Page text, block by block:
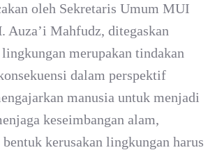
oleh Sekretaris Umum MUI
Auza’i Mahfudz, ditegaskan
merupakan tindakan
dalam perspektif
manusia untuk menjadi
keseimbangan alam,
bentuk kerusakan lingkungan harus